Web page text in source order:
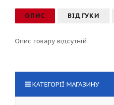
ОПИС ВІДГУКИ
Опис товару відсутній
КАТЕГОРІЇ МАГАЗИНУ